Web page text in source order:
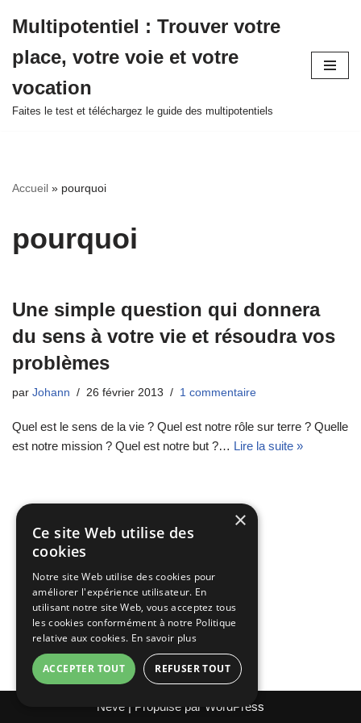
au
contenu
Multipotentiel : Trouver votre
place, votre voie et votre
vocation
Faites le test et téléchargez le guide des multipotentiels
Accueil » pourquoi
pourquoi
Une simple question qui donnera
du sens à votre vie et résoudra vos
problèmes
par Johann 26 février 2013 1 commentaire
Quel est le sens de la vie ? Quel est notre rôle sur terre ? Quelle
est notre mission ? Quel est notre but ?… Lire la suite »
Neve | Propulsé par WordPress
×
Ce site Web utilise des
cookies
Notre site Web utilise des cookies pour
améliorer l'expérience utilisateur. En
utilisant notre site Web, vous acceptez tous
les cookies conformément à notre Politique
relative aux cookies. En savoir plus
ACCEPTER TOUT REFUSER TOUT